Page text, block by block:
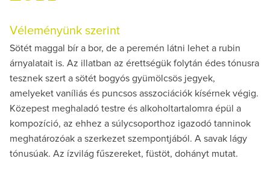
Véleményünk szerint
Sötét maggal bír a bor, de a peremén látni lehet a rubin
árnyalatait is. Az illatban az érettségük folytán édes tónusra
tesznek szert a sötét bogyós gyümölcsös jegyek,
amelyeket vaníliás és puncsos asszociációk kísérnek végig.
Közepest meghaladó testre és alkoholtartalomra épül a
kompozíció, az ehhez a súlycsoporthoz igazodó tanninok
meghatározóak a szerkezet szempontjából. A savak lágy
tónusúak. Az ízvilág fűszereket, füstöt, dohányt mutat.